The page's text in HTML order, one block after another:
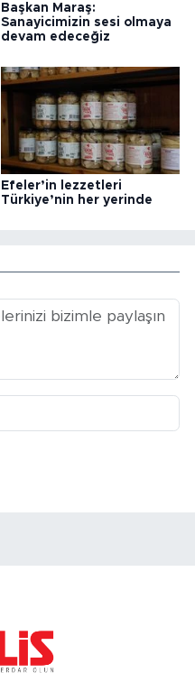
Başkan Maraş:
Sanayicimizin sesi olmaya
devam edeceğiz
Efeler’in lezzetleri
Türkiye’nin her yerinde